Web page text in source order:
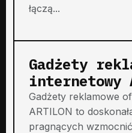
łączą...
Gadżety
internetowy
Gadżety reklamowe
ARTILON to
pragnących